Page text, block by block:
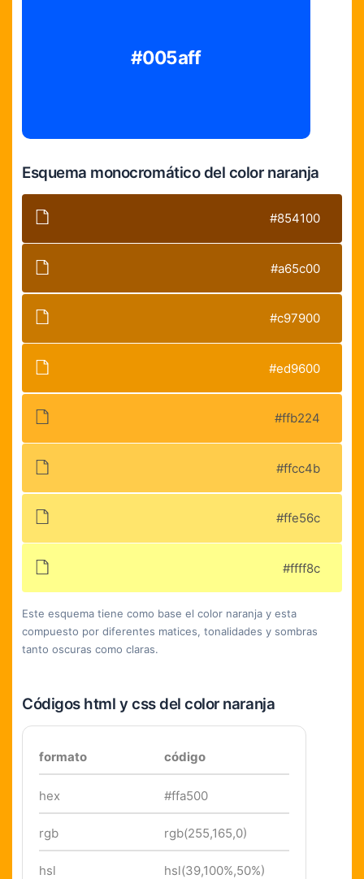
#005aff
Esquema monocromático del color naranja
#854100
#a65c00
#c97900
#ed9600
#ffb224
#ffcc4b
#ffe56c
#ffff8c
Este esquema tiene como base el color naranja y esta
compuesto por diferentes matices, tonalidades y sombras
tanto oscuras como claras.
Códigos html y css del color naranja
formato código
hex #ffa500
rgb rgb(255,165,0)
hsl hsl(39,100%,50%)